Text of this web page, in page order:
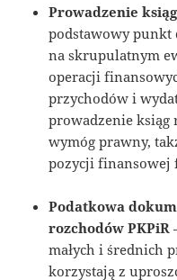
Prowadzenie
podstawowy punkt
na skrupulatnym
operacji
przychodów i
prowadzenie
wymóg prawny,
pozycji finansowej
Podatkowa
rozchodów PKPiR
małych i średnich
korzystają z